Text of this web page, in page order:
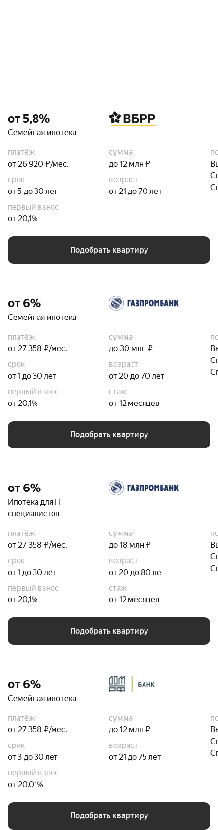
от 5,8%
Семейная ипотека
платёж
от 26 920 ₽/мес.
сумма
до 12 млн ₽
срок
от 5 до 30 лет
возраст
от 21 до 70 лет
первый взнос
от 20,1%
Подобрать квартиру
от 6%
Семейная ипотека
платёж
от 27 358 ₽/мес.
сумма
до 30 млн ₽
срок
от 1 до 30 лет
возраст
от 20 до 70 лет
первый взнос
от 20,1%
стаж
от 12 месяцев
Подобрать квартиру
от 6%
Ипотека для IT-
специалистов
платёж
от 27 358 ₽/мес.
сумма
до 18 млн ₽
срок
от 1 до 30 лет
возраст
от 20 до 80 лет
первый взнос
от 20,1%
стаж
от 12 месяцев
Подобрать квартиру
от 6%
Семейная ипотека
платёж
от 27 358 ₽/мес.
сумма
до 12 млн ₽
срок
от 3 до 30 лет
возраст
от 21 до 75 лет
первый взнос
от 20,01%
Подобрать квартиру